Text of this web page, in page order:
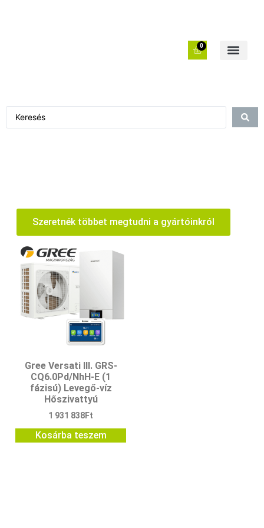
0
Szeretnék többet megtudni a gyártóinkról
Gree Versati III. GRS-
CQ6.0Pd/NhH-E (1
fázisú) Levegő-víz
Hőszivattyú
1 931 838Ft
Kosárba teszem